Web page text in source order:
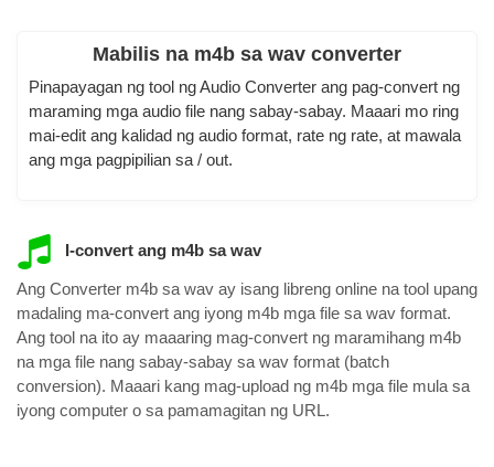
Mabilis na m4b sa wav converter
Pinapayagan ng tool ng Audio Converter ang pag-convert ng
maraming mga audio file nang sabay-sabay. Maaari mo ring
mai-edit ang kalidad ng audio format, rate ng rate, at mawala
ang mga pagpipilian sa / out.
I-convert ang m4b sa wav
Ang Converter m4b sa wav ay isang libreng online na tool upang
madaling ma-convert ang iyong m4b mga file sa wav format.
Ang tool na ito ay maaaring mag-convert ng maramihang m4b
na mga file nang sabay-sabay sa wav format (batch
conversion). Maaari kang mag-upload ng m4b mga file mula sa
iyong computer o sa pamamagitan ng URL.